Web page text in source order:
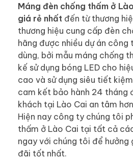
Máng đèn chống thấm ở
giá rẻ nhất đến từ thương
thương hiệu cung cấp đèn
hãng được nhiều dự án công
dùng, bởi mẫu máng chống
kế sử dụng bóng LED cho
cao và sử dụng siêu tiết
cam kết bảo hành 24 tháng
khách tại Lào Cai an tâm
Hiện nay công ty chúng tôi
thấm ở Lào Cai tại tất cả
ngay với chúng tôi để hưởng
đãi tốt nhất.